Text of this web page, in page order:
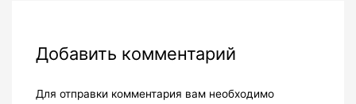
Добавить комментарий
Для отправки комментария вам необходимо